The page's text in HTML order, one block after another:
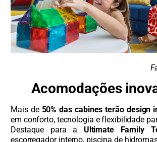
Acomodações
Mais de 50% das cabines terão design
em conforto, tecnologia e flexibilidade
Destaque para a Ultimate Family
escorregador interno, piscina de